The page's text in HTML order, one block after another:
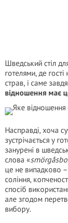
Шведський стіл
готелями, де
страв, і саме
відношення має
Насправді, хоча
зустрічається у
занурені в
слова «
це не випадково –
соління,
спосіб
але згодом
вибору.